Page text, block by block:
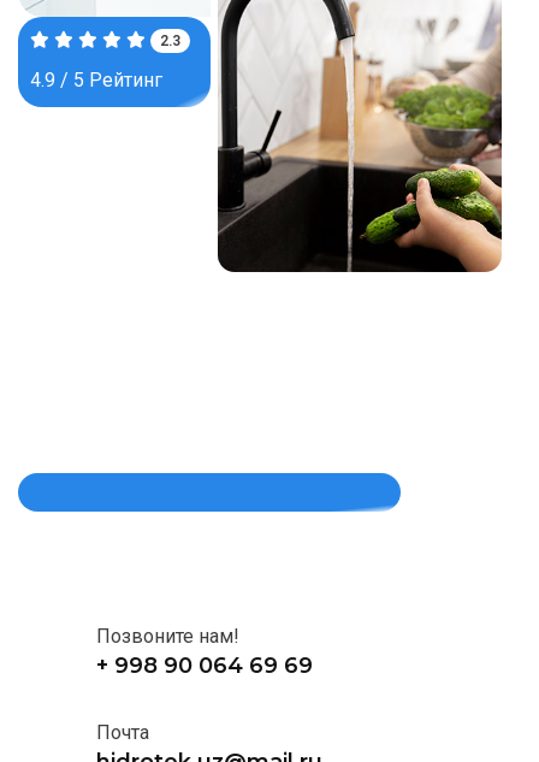
3.5
4.9 / 5 Рейтинг
Позвоните нам!
+ 998 90 064 69 69
Почта